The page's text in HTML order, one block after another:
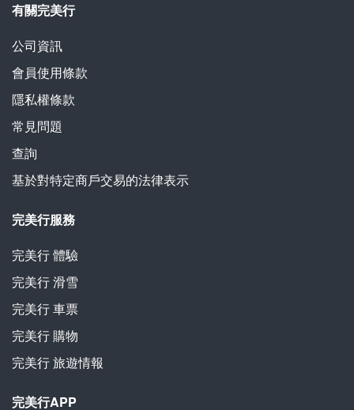
有關完美行
公司資訊
會員使用條款
隱私權條款
常見問題
查詢
基於對特定商戶交易的法律表示
完美行服務
完美行體驗
完美行滑雪
完美行車票
完美行購物
完美行旅遊情報
完美行APP